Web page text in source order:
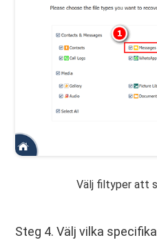
Välj filtyper att
Steg 4. Välj vilka